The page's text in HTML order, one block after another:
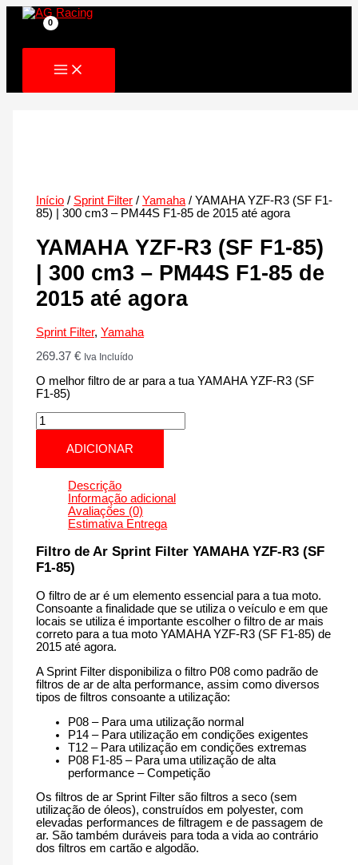
Skip
Início / Sprint Filter /Yamaha/ YAMAHA YZF-R3 (SF F1-
85) | 300 cm3 – PM44S F1-85 de 2015 até agora
YAMAHA YZF-R3 (SF F1-85)
| 300 cm3 – PM44S F1-85 de
2015 até agora
Sprint Filter,Yamaha
269.37€ Iva Incluído
O melhor filtro de ar para a tua YAMAHA YZF-R3 (SF
F1-85)
Quantidade
de
YAMAHA
R3
cm3
-
PM44S
85
de
2015
até
agora
ADICIONAR
Descrição
Informação adicional
Avaliações (0)
Estimativa Entrega
Filtro de Ar Sprint Filter YAMAHA YZF-R3 (SF
F1-85)
O filtro de ar é um elemento essencial para a tua moto.
Consoante a finalidade que se utiliza o veículo e em que
locais se utiliza é importante escolher o filtro de ar mais
correto para a tua moto YAMAHA YZF-R3 (SF F1-85) de
2015 até agora.
A Sprint Filter disponibiliza o filtro P08 como padrão de
filtros de ar de alta performance, assim como diversos
tipos de filtros consoante a utilização:
P08 – Para uma utilização normal
P14 – Para utilização em condições exigentes
T12 – Para utilização em condições extremas
P08 F1-85 – Para uma utilização de alta
performance – Competição
Os filtros de ar Sprint Filter são filtros a seco (sem
utilização de óleos), construídos em polyester, com
elevadas performances de filtragem e de passagem de
ar. São também duráveis para toda a vida ao contrário
dos filtros em cartão e algodão.